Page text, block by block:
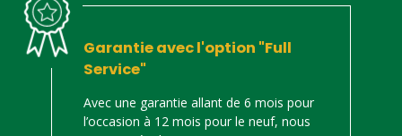
Garantie avec l'option "Full
Service"
Avec une garantie allant de 6 mois pour
l’occasion à 12 mois pour le neuf, nous